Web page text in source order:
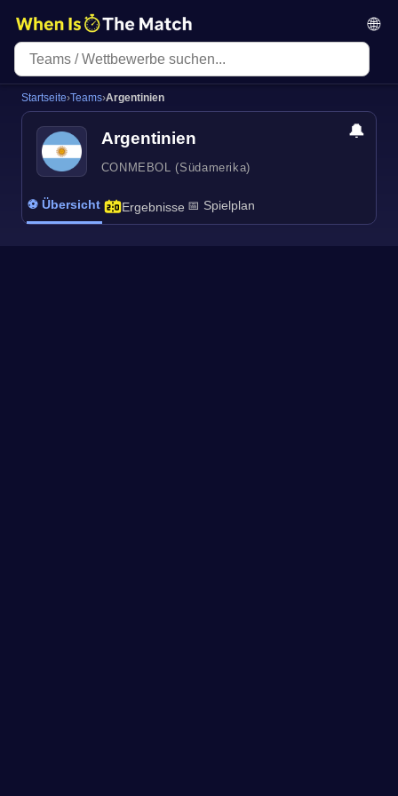
🌐
Startseite›Teams›Argentinien
Argentinien
CONMEBOL (Südamerika)
🔔
⚽ Übersicht Ergebnisse 📅 Spielplan